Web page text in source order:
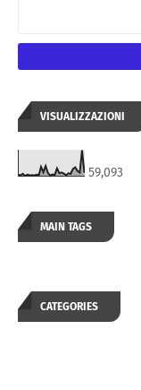
VISUALIZZAZIONI
59,093
MAIN TAGS
CATEGORIES